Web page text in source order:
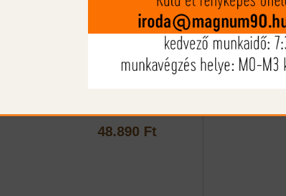
Ajánlott termékek
48.890 Ft